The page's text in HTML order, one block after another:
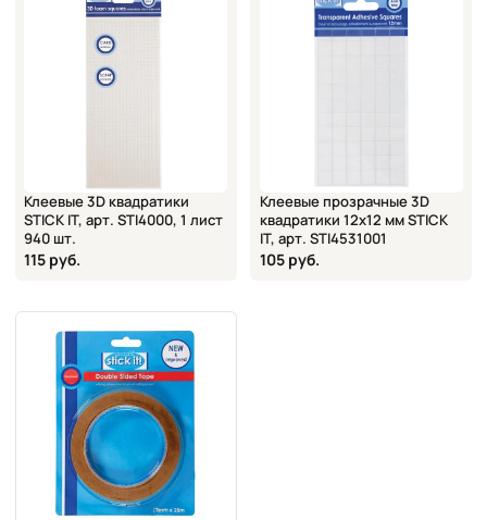
Клеевые 3D квадратики
STICK IT, арт. STI4000, 1 лист
940 шт.
115 руб.
Клеевые прозрачные 3D
квадратики 12х12 мм STICK
IT, арт. STI4531001
105 руб.